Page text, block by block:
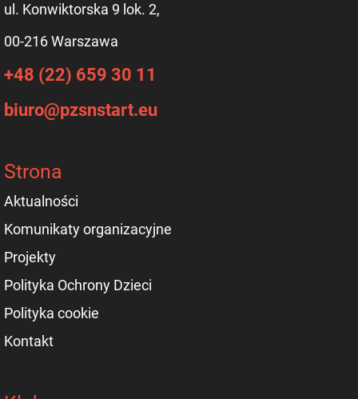
ul. Konwiktorska 9 lok. 2,
00-216 Warszawa
+48 (22) 659 30 11
biuro@pzsnstart.eu
Strona
Aktualności
Komunikaty organizacyjne
Projekty
Polityka Ochrony Dzieci
Polityka cookie
Kontakt